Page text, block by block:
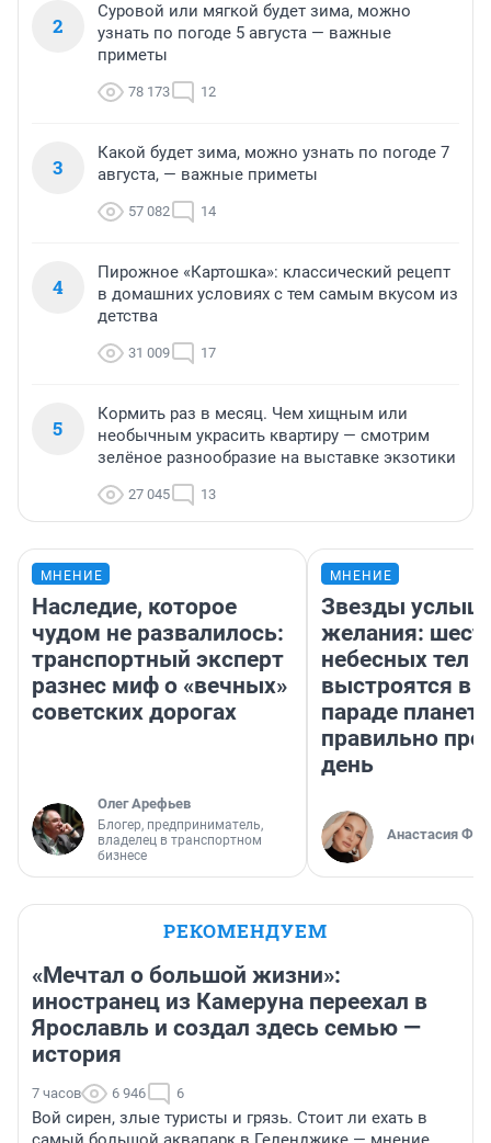
2
Суровой или мягкой будет зима, можно
узнать по погоде 5 августа — важные
приметы
78 173 12
3
Какой будет зима, можно узнать по погоде 7
августа, — важные приметы
57 082 14
4
Пирожное «Картошка»: классический рецепт
в домашних условиях с тем самым вкусом из
детства
31 009 17
5
Кормить раз в месяц. Чем хищным или
необычным украсить квартиру — смотрим
зелёное разнообразие на выставке экзотики
27 045 13
МНЕНИЕ
Наследие, которое
чудом не развалилось:
транспортный эксперт
разнес миф о «вечных»
советских дорогах
Олег Арефьев
Блогер, предприниматель,
владелец в транспортном
бизнесе
МНЕНИЕ
Звезды
желания:
небесных тел
выстроятся в
параде планет
правильно
день
Анастасия
РЕКОМЕНДУЕМ
«Мечтал о большой жизни»:
иностранец из Камеруна переехал в
Ярославль и создал здесь семью —
история
7 часов 6 946 6
Вой сирен, злые туристы и грязь. Стоит ли ехать в